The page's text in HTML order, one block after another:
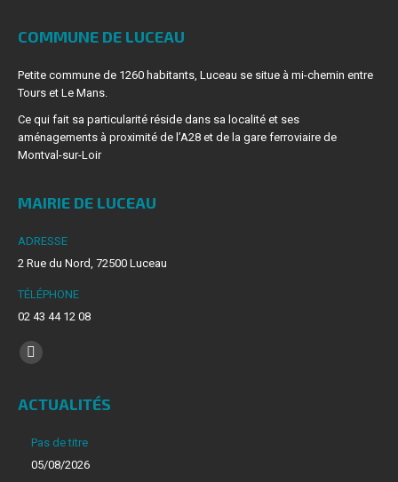
COMMUNE DE LUCEAU
Petite commune de 1260 habitants, Luceau se situe à mi-chemin entre
Tours et Le Mans.
Ce qui fait sa particularité réside dans sa localité et ses
aménagements à proximité de l’A28 et de la gare ferroviaire de
Montval-sur-Loir
MAIRIE DE LUCEAU
ADRESSE
2 Rue du Nord, 72500 Luceau
TÉLÉPHONE
02 43 44 12 08
Trouvez nous sur :
La
Facebook
ACTUALITÉS
Pas de titre
05/08/2026